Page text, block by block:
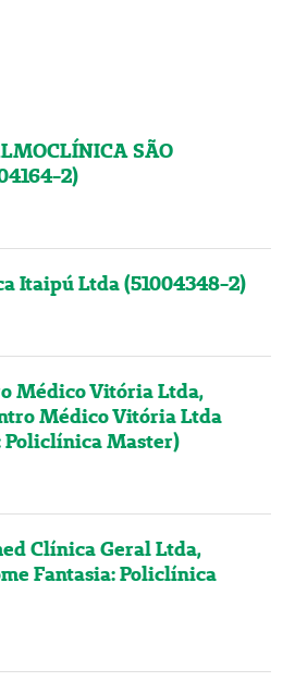
SÃO
2)
Itaipú Ltda (51004348-2)
Médico Vitória Ltda,
Médico Vitória Ltda
Policlínica Master)
Clínica Geral Ltda,
Fantasia: Policlínica